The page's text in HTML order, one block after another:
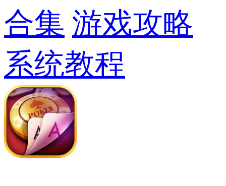
合集 游戏攻略
系统教程